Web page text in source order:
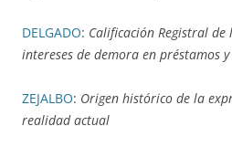
DELGADO: Calificación Registral
intereses de demora en préstamos
ZEJALBO: Origen histórico de la
realidad actual